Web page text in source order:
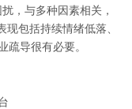
，与多种因素相关，
现包括持续情绪低落、
疏导很有必要。